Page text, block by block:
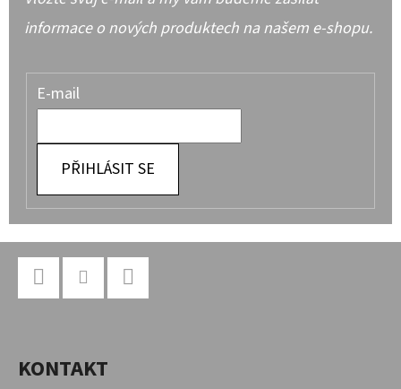
informace o nových produktech na našem e-shopu.
E-mail
PŘIHLÁSIT SE
KONTAKT